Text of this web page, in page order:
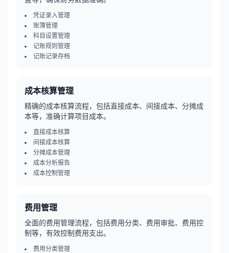
凭证录入管理
账簿管理
科目设置管理
记账规则管理
记账记录存档
成本核算管理
精确的成本核算流程，包括直接成本、间接成本、分摊成
本等，准确计算项目成本。
直接成本核算
间接成本核算
分摊成本管理
成本分析报告
成本控制管理
费用管理
全面的费用管理流程，包括费用分类、费用审批、费用控
制等，有效控制费用支出。
费用分类管理